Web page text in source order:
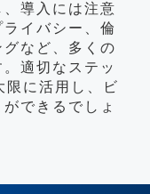
導入には注意
イバシー、倫
など、多くの
適切なステッ
限に活用し、ビ
できるでしょ